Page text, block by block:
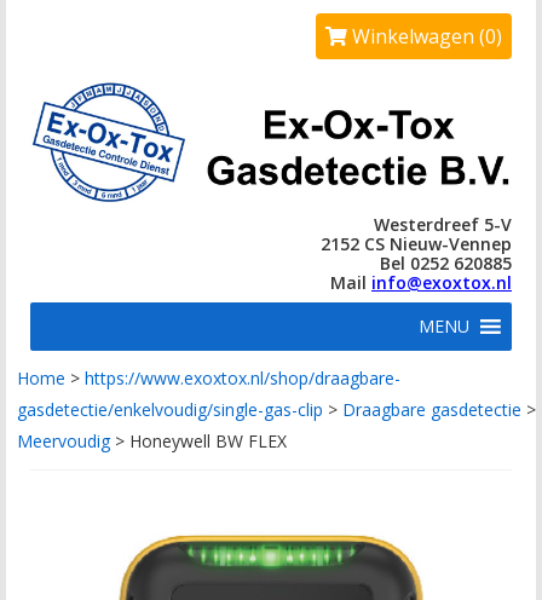
Winkelwagen (0)
Westerdreef 5-V
2152 CS Nieuw-Vennep
Bel 0252 620885
Mail info@exoxtox.nl
MENU
Home > https://www.exoxtox.nl/shop/draagbare-
gasdetectie/enkelvoudig/single-gas-clip > Draagbare gasdetectie >
Meervoudig> Honeywell BW FLEX